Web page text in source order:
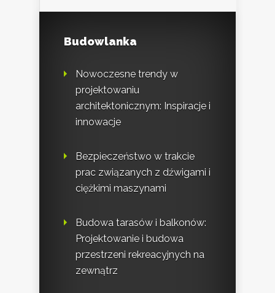
Budowlanka
Nowoczesne trendy w
projektowaniu
architektonicznym: Inspiracje i
innowacje
Bezpieczeństwo w trakcie
prac związanych z dźwigami i
ciężkimi maszynami
Budowa tarasów i balkonów:
Projektowanie i budowa
przestrzeni rekreacyjnych na
zewnątrz